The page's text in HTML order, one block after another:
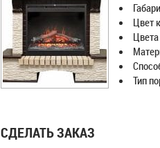
Цвет
Тип
СДЕЛАТЬ ЗАКАЗ